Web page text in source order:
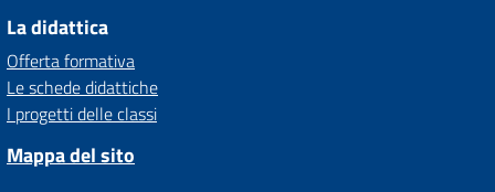
La didattica
Offerta formativa
Le schede didattiche
I progetti delle classi
Mappa del sito